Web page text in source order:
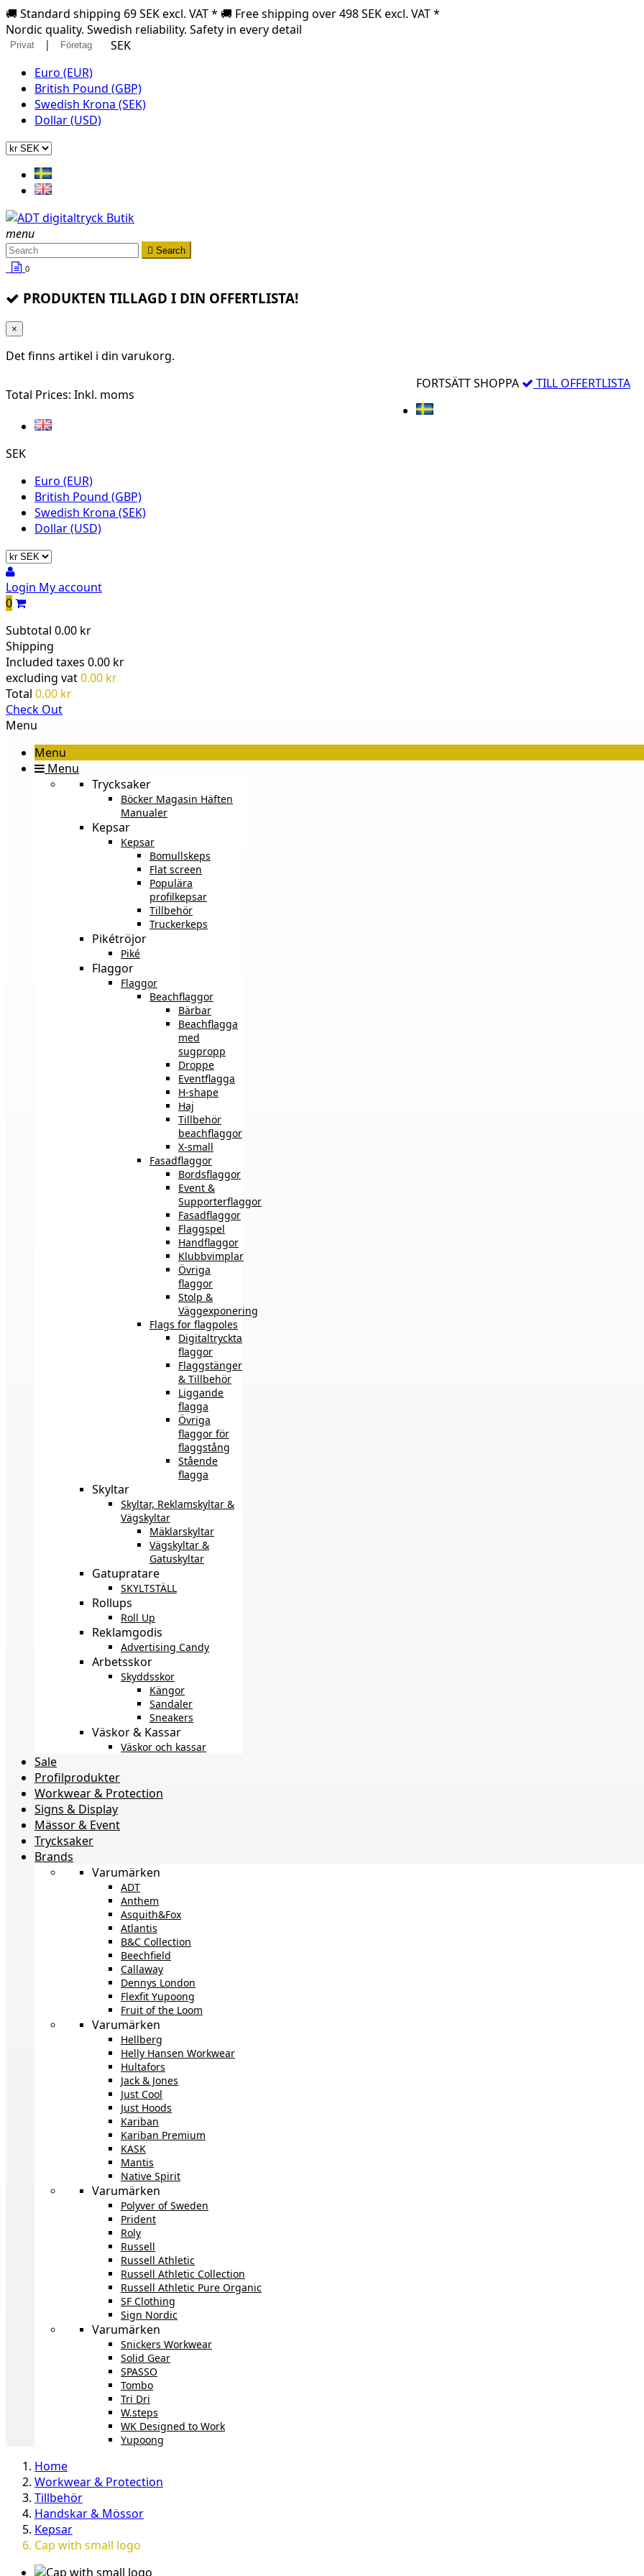
🚚 Standard shipping 69 SEK excl. VAT * 🚚 Free shipping over 498 SEK excl. VAT *
Nordic quality. Swedish reliability. Safety in every detail
Privat | Företag
SEK
Euro (EUR)
British Pound (GBP)
Swedish Krona (SEK)
Dollar (USD)
menu
 Search
0
PRODUKTEN TILLAGD I DIN OFFERTLISTA!
×
Det finns artikel i din varukorg.
Total Prices: Inkl. moms
FORTSÄTT SHOPPA TILL OFFERTLISTA
SEK
Euro (EUR)
British Pound (GBP)
Swedish Krona (SEK)
Dollar (USD)
Login My account
0
Subtotal 0.00 kr
Shipping
Included taxes 0.00 kr
excluding vat0.00 kr
Total 0.00 kr
Check Out
Menu
Menu
Menu
Trycksaker
Böcker Magasin Häften
Manualer
Kepsar
Kepsar
Bomullskeps
Flat screen
Populära
profilkepsar
Tillbehör
Truckerkeps
Pikétröjor
Piké
Flaggor
Flaggor
Beachflaggor
Bärbar
Beachflagga
med
sugpropp
Droppe
Eventflagga
H-shape
Haj
Tillbehör
beachflaggor
X-small
Fasadflaggor
Bordsflaggor
Event &
Supporterflaggor
Fasadflaggor
Flaggspel
Handflaggor
Klubbvimplar
Övriga
flaggor
Stolp &
Väggexponering
Flags for flagpoles
Digitaltryckta
flaggor
Flaggstänger
& Tillbehör
Liggande
flagga
Övriga
flaggor för
flaggstång
Stående
flagga
Skyltar
Skyltar, Reklamskyltar &
Vägskyltar
Mäklarskyltar
Vägskyltar &
Gatuskyltar
Gatupratare
SKYLTSTÄLL
Rollups
Roll Up
Reklamgodis
Advertising Candy
Arbetsskor
Skyddsskor
Kängor
Sandaler
Sneakers
Väskor & Kassar
Väskor och kassar
Sale
Profilprodukter
Workwear & Protection
Signs & Display
Mässor & Event
Trycksaker
Brands
Varumärken
ADT
Anthem
Asquith&Fox
Atlantis
B&C Collection
Beechfield
Callaway
Dennys London
Flexfit Yupoong
Fruit of the Loom
Varumärken
Hellberg
Helly Hansen Workwear
Hultafors
Jack & Jones
Just Cool
Just Hoods
Kariban
Kariban Premium
KASK
Mantis
Native Spirit
Varumärken
Polyver of Sweden
Prident
Roly
Russell
Russell Athletic
Russell Athletic Collection
Russell Athletic Pure Organic
SF Clothing
Sign Nordic
Varumärken
Snickers Workwear
Solid Gear
SPASSO
Tombo
Tri Dri
W.steps
WK Designed to Work
Yupoong
Home
Workwear & Protection
Tillbehör
Handskar & Mössor
Kepsar
Cap with small logo